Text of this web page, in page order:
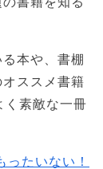
本や、書棚
ススメ書籍
く素敵な一冊
ったいない！